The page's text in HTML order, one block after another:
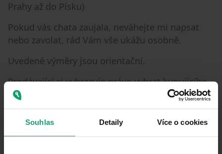
Souhlas Detaily Více o cookies
Prahy až do Písku)
Pokud vás chata zaujala, neváhejte mi napsat
nebo zavolat, rád Vám vše ukážu osobně.
Uvedené výměry jsou orientační.
Prodávající si vyhrazuje právo vybrat kupujícího
na základě jím zvolených kritérií.
Parametre nehnuteľnosti